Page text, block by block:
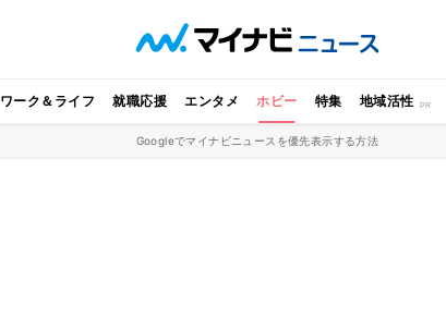
ワーク＆ライフ 就職応援 エンタメ ホビー 特集 地域活性
Googleでマイナビニュースを優先表示する方法